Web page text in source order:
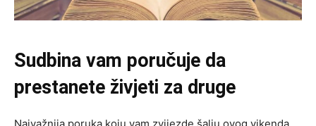
Sudbina vam poručuje da
prestanete živjeti za druge